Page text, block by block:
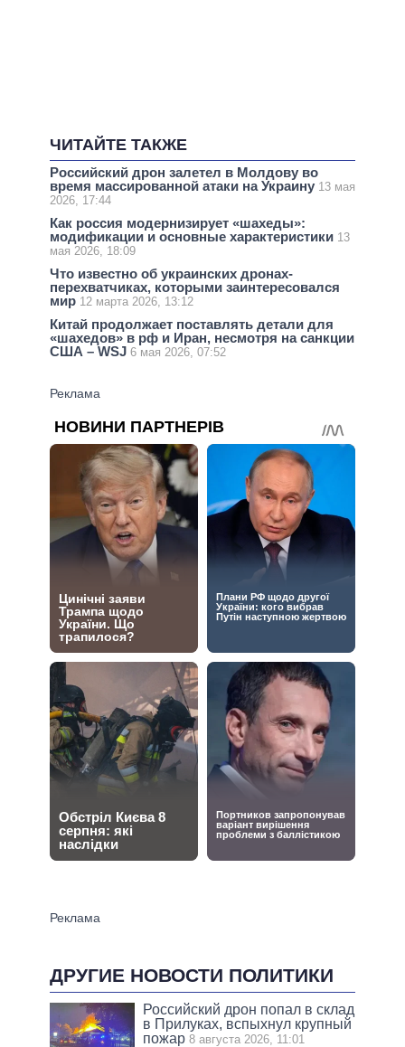
ЧИТАЙТЕ ТАКЖЕ
Российский дрон залетел в Молдову во
время массированной атаки на Украину 13 мая
2026, 17:44
Как россия модернизирует «шахеды»:
модификации и основные характеристики 13
мая 2026, 18:09
Что известно об украинских дронах-
перехватчиках, которыми заинтересовался
мир 12 марта 2026, 13:12
Китай продолжает поставлять детали для
«шахедов» в рф и Иран, несмотря на санкции
США – WSJ 6 мая 2026, 07:52
ДРУГИЕ НОВОСТИ ПОЛИТИКИ
Российский дрон попал в склад
в Прилуках, вспыхнул крупный
пожар 8 августа 2026, 11:01